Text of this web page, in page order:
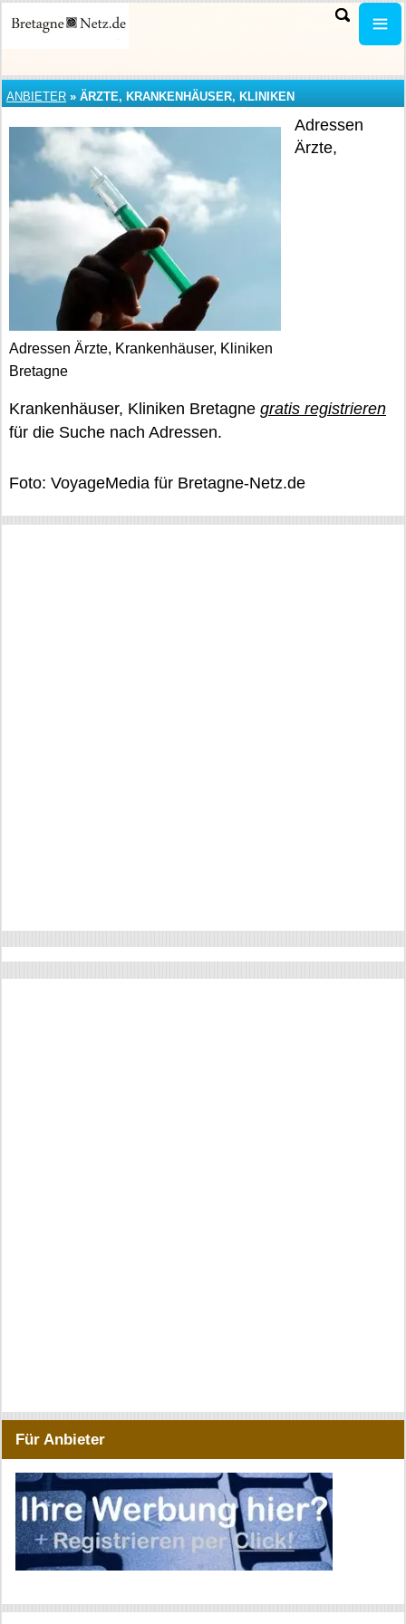
ANBIETER » ÄRZTE, KRANKENHÄUSER, KLINIKEN
Adressen Ärzte, Krankenhäuser, Kliniken
Bretagne
Adressen
Ärzte,
Krankenhäuser, Kliniken Bretagne gratis registrieren
für die Suche nach Adressen.
Foto: VoyageMedia für Bretagne-Netz.de
Für Anbieter